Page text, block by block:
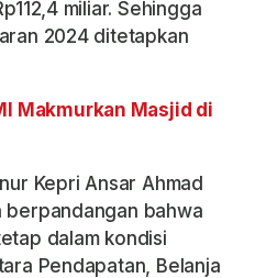
miliar. Sehingga
2024 ditetapkan
Makmurkan Masjid di
Kepri Ansar Ahmad
berpandangan bahwa
dalam kondisi
Pendapatan, Belanja